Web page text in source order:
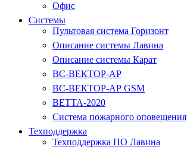
Офис
Системы
Пультовая система Горизонт
Описание системы Лавина
Описание системы Карат
ВС-ВЕКТОР-АР
ВС-ВЕКТОР-АР GSM
ВЕТТА-2020
Система пожарного оповещения
Техподдержка
Техподдержка ПО Лавина